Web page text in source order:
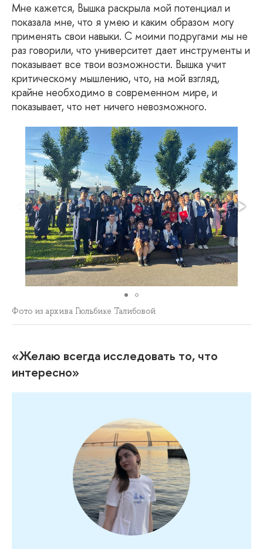
Мне кажется, Вышка раскрыла мой потенциал и
показала мне, что я умею и каким образом могу
применять свои навыки. С моими подругами мы не
раз говорили, что университет дает инструменты и
показывает все твои возможности. Вышка учит
критическому мышлению, что, на мой взгляд,
крайне необходимо в современном мире, и
показывает, что нет ничего невозможного.
Фото из архива Гюльбике Талибовой
«Желаю всегда исследовать то, что
интересно»